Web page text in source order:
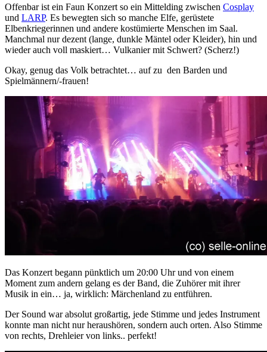
Offenbar ist ein Faun Konzert so ein Mittelding zwischen Cosplay
und LARP. Es bewegten sich so manche Elfe, gerüstete
Elbenkriegerinnen und andere kostümierte Menschen im Saal.
Manchmal nur dezent (lange, dunkle Mäntel oder Kleider), hin und
wieder auch voll maskiert… Vulkanier mit Schwert? (Scherz!)
Okay, genug das Volk betrachtet… auf zu den Barden und
Spielmännern/-frauen!
Das Konzert begann pünktlich um 20:00 Uhr und von einem
Moment zum andern gelang es der Band, die Zuhörer mit ihrer
Musik in ein… ja, wirklich: Märchenland zu entführen.
Der Sound war absolut großartig, jede Stimme und jedes Instrument
konnte man nicht nur heraushören, sondern auch orten. Also Stimme
von rechts, Drehleier von links.. perfekt!